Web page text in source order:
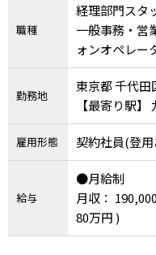
職種
経理部門スタ
一般事務・営
ォンオペレー
勤務地
東京都 千代田
雇用形態 契約社員(登
給与
●月給制
月収：
80万円 )